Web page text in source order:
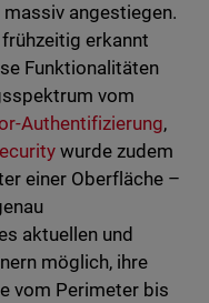
angestiegen.
erkannt
Funktionalitäten
vom
Authentifizierung,
wurde zudem
einer Oberfläche –
aktuellen und
möglich, ihre
vom Perimeter bis